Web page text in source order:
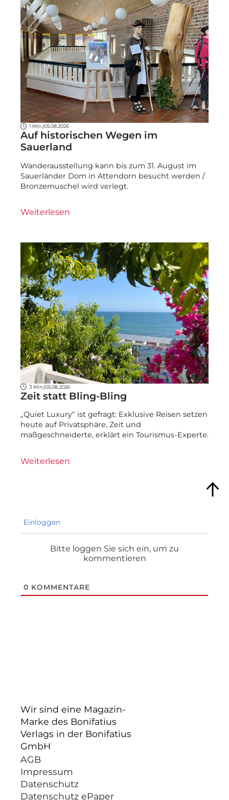
1 Min. |05.08.2026
Auf historischen Wegen im
Sauerland
Wanderausstellung kann bis zum 31. August im
Sauerländer Dom in Attendorn besucht werden /
Bronzemuschel wird verlegt.
Weiterlesen
3 Min. |05.08.2026
Zeit statt Bling-Bling
„Quiet Luxury“ ist gefragt: Exklusive Reisen setzen
heute auf Privatsphäre, Zeit und
maßgeschneiderte, erklärt ein Tourismus-Experte.
Weiterlesen
Einloggen
Bitte loggen Sie sich ein, um zu
kommentieren
0 KOMMENTARE
Wir sind eine Magazin-
Marke des Bonifatius
Verlags in der Bonifatius
GmbH
AGB
Impressum
Datenschutz
Datenschutz ePaper